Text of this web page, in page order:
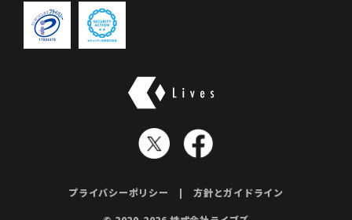
プライバシーポリシー 方針とガイドライン